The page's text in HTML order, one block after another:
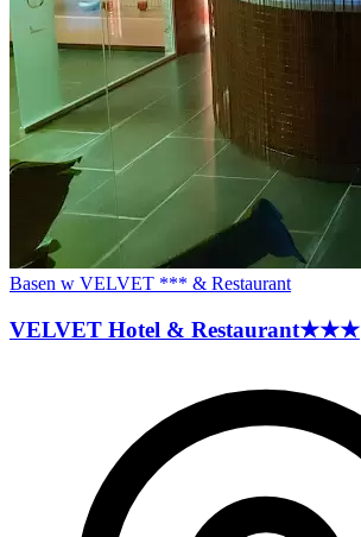
Basen w VELVET *** & Restaurant
VELVET Hotel & Restaurant★★★